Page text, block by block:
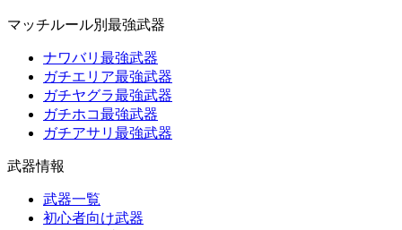
マッチルール別最強武器
ナワバリ最強武器
ガチエリア最強武器
ガチヤグラ最強武器
ガチホコ最強武器
ガチアサリ最強武器
武器情報
武器一覧
初心者向け武器